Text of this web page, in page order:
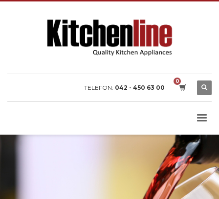
TELEFON: 042 - 450 63 00